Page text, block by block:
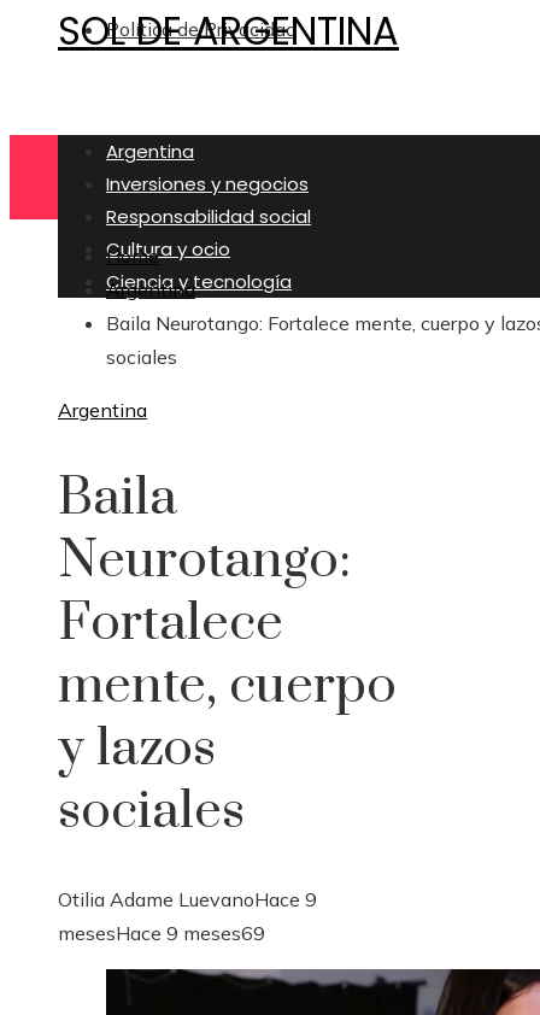
Política de Privacidad
SOL DE ARGENTINA
Argentina
Inversiones y negocios
Responsabilidad social
Cultura y ocio
Ciencia y tecnología
Home
Argentina
Baila Neurotango: Fortalece mente, cuerpo y
sociales
Argentina
Baila
Neurotango:
Fortalece
mente, cuerpo
y lazos
sociales
Otilia Adame LuevanoHace 9
mesesHace 9 meses69